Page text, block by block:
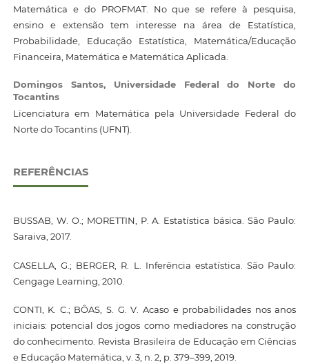
Matemática e do PROFMAT. No que se refere à pesquisa,
ensino e extensão tem interesse na área de Estatística,
Probabilidade, Educação Estatística, Matemática/Educação
Financeira, Matemática e Matemática Aplicada.
Domingos Santos, Universidade Federal do Norte do
Tocantins
Licenciatura em Matemática pela Universidade Federal do
Norte do Tocantins (UFNT).
REFERÊNCIAS
BUSSAB, W. O.; MORETTIN, P. A. Estatística básica. São Paulo:
Saraiva, 2017.
CASELLA, G.; BERGER, R. L. Inferência estatística. São Paulo:
Cengage Learning, 2010.
CONTI, K. C.; BÔAS, S. G. V. Acaso e probabilidades nos anos
iniciais: potencial dos jogos como mediadores na construção
do conhecimento. Revista Brasileira de Educação em Ciências
e Educação Matemática, v. 3, n. 2, p. 379–399, 2019.